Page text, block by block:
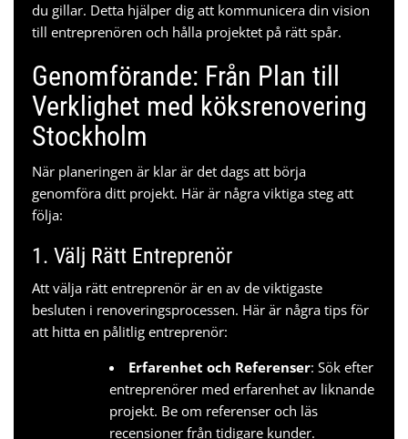
du gillar. Detta hjälper dig att kommunicera din vision
till entreprenören och hålla projektet på rätt spår.
Genomförande: Från Plan till
Verklighet med köksrenovering
Stockholm
När planeringen är klar är det dags att börja
genomföra ditt projekt. Här är några viktiga steg att
följa:
1. Välj Rätt Entreprenör
Att välja rätt entreprenör är en av de viktigaste
besluten i renoveringsprocessen. Här är några tips för
att hitta en pålitlig entreprenör:
Erfarenhet och Referenser: Sök efter
entreprenörer med erfarenhet av liknande
projekt. Be om referenser och läs
recensioner från tidigare kunder.